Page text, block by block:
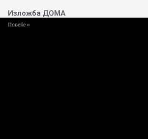
Изложба ДОМА
Повеќе »